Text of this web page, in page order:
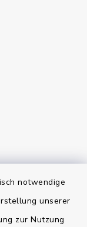
notwendige
unserer
zur Nutzung